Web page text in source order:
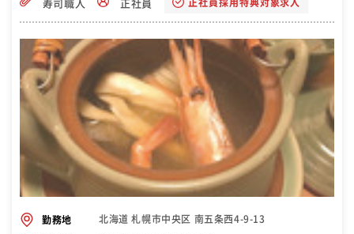
寿司職人 正社員 正社員採用特典対象求人
勤務地 北海道 札幌市中央区 南五条西4-9-13